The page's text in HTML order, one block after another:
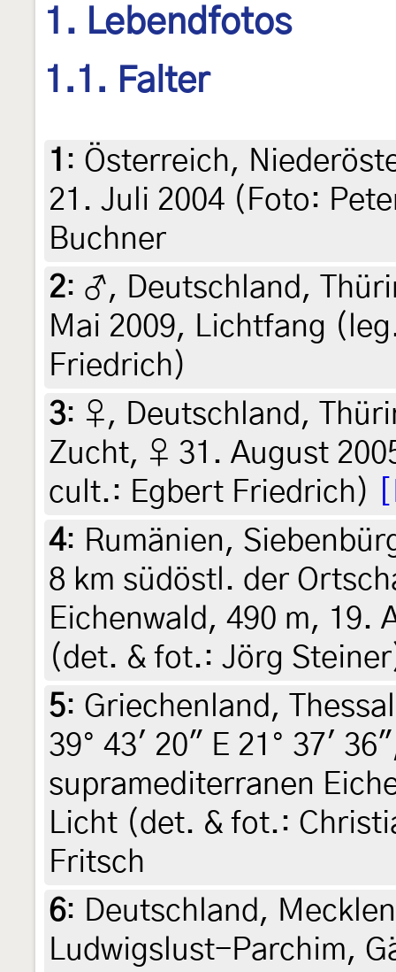
1. Lebendfotos
1.1. Falter
1 : Österreich,
21. Juli 2004 (Foto:
Buchner
2: ♂, Deutschland,
Mai 2009, Lichtfang
Friedrich)
3: ♀, Deutschland,
Zucht, ♀ 31. August
cult.: Egbert Friedrich)
4: Rumänien,
8 km südöstl. der
Eichenwald, 490 m, 19.
(det. & fot.: Jörg
5: Griechenland,
39° 43' 20" E 21° 37'
supramediterranen
Licht (det. & fot.:
Fritsch
6: Deutschland,
Ludwigslust-Parchim,